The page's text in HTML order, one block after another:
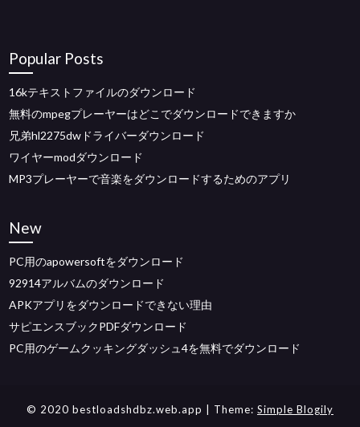
Popular Posts
16kテキストファイルのダウンロード
無料のmpegプレーヤーはどこでダウンロードできますか
兄弟hl2275dwドライバーダウンロード
ワイヤーmodダウンロード
MP3プレーヤーで音楽をダウンロードするためのアプリ
New
PC用のapowersoftをダウンロード
92914アルバムのダウンロード
APKアプリをダウンロードできない理由
サピエンスブックPDFダウンロード
PC用のゲームクッキングダッシュ4を無料でダウンロード
© 2020 bestloadshdbz.web.app | Theme: Simple Blogily